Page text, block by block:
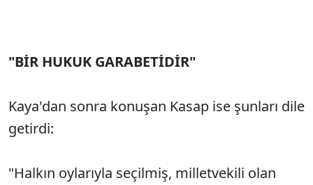
"BİR HUKUK GARABETİDİR"
Kaya'dan sonra konuşan Kasap ise şunları dile
getirdi:
"Halkın oylarıyla seçilmiş, milletvekili olan